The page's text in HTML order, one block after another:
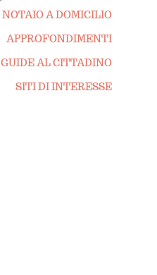
NOTAIO A DOMICILIO
APPROFONDIMENTI
GUIDE AL CITTADINO
SITI DI INTERESSE